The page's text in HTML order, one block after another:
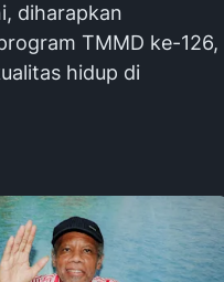
diharapkan
TMMD ke-126,
hidup di